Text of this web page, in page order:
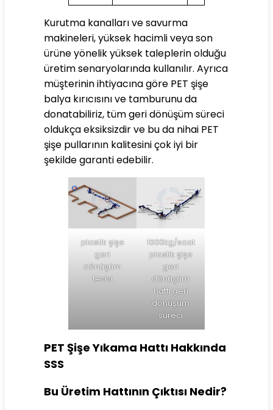
Kurutma kanalları ve savurma
makineleri, yüksek hacimli veya son
ürüne yönelik yüksek taleplerin olduğu
üretim senaryolarında kullanılır. Ayrıca
müşterinin ihtiyacına göre PET şişe
balya kırıcısını ve tamburunu da
donatabiliriz, tüm geri dönüşüm süreci
oldukça eksiksizdir ve bu da nihai PET
şişe pullarının kalitesini çok iyi bir
şekilde garanti edebilir.
plastik şişe
geri
dönüşüm
tesisi
1000kg/saat
plastik şişe
geri
dönüşüm
hattı geri
dönüşüm
süreci
PET Şişe Yıkama Hattı Hakkında
SSS
Bu Üretim Hattının Çıktısı Nedir?